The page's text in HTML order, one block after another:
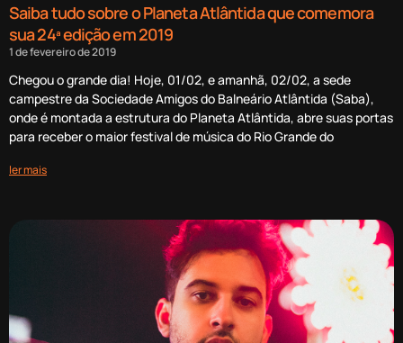
Saiba tudo sobre o Planeta Atlântida que comemora
sua 24ª edição em 2019
1 de fevereiro de 2019
Chegou o grande dia! Hoje, 01/02, e amanhã, 02/02, a sede
campestre da Sociedade Amigos do Balneário Atlântida (Saba),
onde é montada a estrutura do Planeta Atlântida, abre suas portas
para receber o maior festival de música do Rio Grande do
ler mais